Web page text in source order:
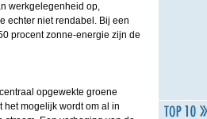
werkgelegenheid op,
echter niet rendabel. Bij een
procent zonne-energie zijn de
opgewekte groene
het mogelijk wordt om al in